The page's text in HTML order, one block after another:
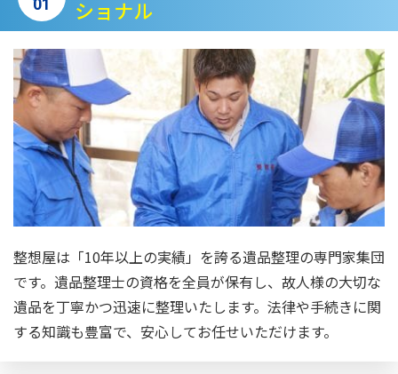
01 ショナル
整想屋は「10年以上の実績」を誇る遺品整理の専門家集団
です。遺品整理士の資格を全員が保有し、故人様の大切な
遺品を丁寧かつ迅速に整理いたします。法律や手続きに関
する知識も豊富で、安心してお任せいただけます。